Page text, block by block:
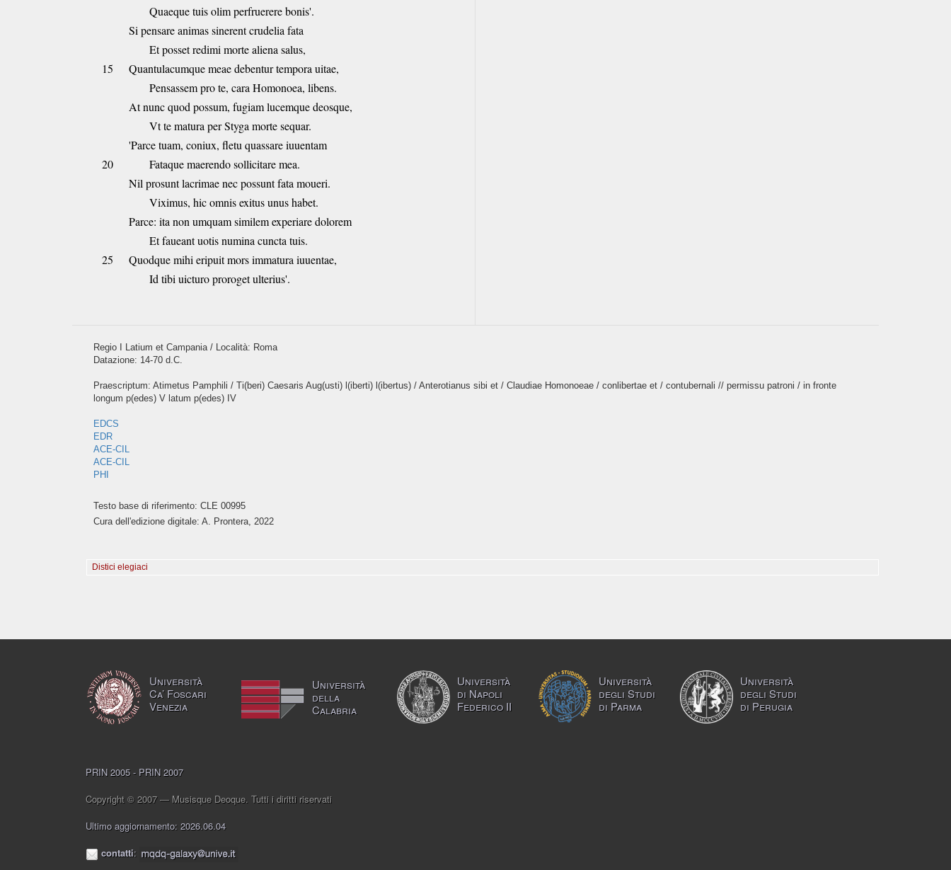
Quaeque tuis olim perfruerere bonis'.
Si pensare animas sinerent crudelia fata
Et posset redimi morte aliena salus,
15
Quantulacumque meae debentur tempora uitae,
Pensassem pro te, cara Homonoea, libens.
At nunc quod possum, fugiam lucemque deosque,
Vt te matura per Styga morte sequar.
'Parce tuam, coniux, fletu quassare iuuentam
20
Fataque maerendo sollicitare mea.
Nil prosunt lacrimae nec possunt fata moueri.
Viximus, hic omnis exitus unus habet.
Parce: ita non umquam similem experiare dolorem
Et faueant uotis numina cuncta tuis.
25
Quodque mihi eripuit mors immatura iuuentae,
Id tibi uicturo proroget ulterius'.
Regio I Latium et Campania / Località: Roma
Datazione: 14-70 d.C.
Praescriptum: Atimetus Pamphili / Ti(beri) Caesaris Aug(usti) l(iberti) l(ibertus) / Anterotianus sibi et / Claudiae Homonoeae / conlibertae et / contubernali // permissu patroni / in fronte
longum p(edes) V latum p(edes) IV
EDCS
EDR
ACE-CIL
ACE-CIL
PHI
Testo base di riferimento: CLE 00995
Cura dell'edizione digitale: A. Prontera, 2022
Distici elegiaci
Università
Ca’ Foscari
Venezia
Università
della
Calabria
Università
di Napoli
Federico II
Università
degli Studi
di Parma
Università
degli Studi
di Perugia
PRIN 2005 - PRIN 2007
Copyright © 2007 — Musisque Deoque. Tutti i diritti riservati
Ultimo aggiornamento: 2026.06.04
contatti: